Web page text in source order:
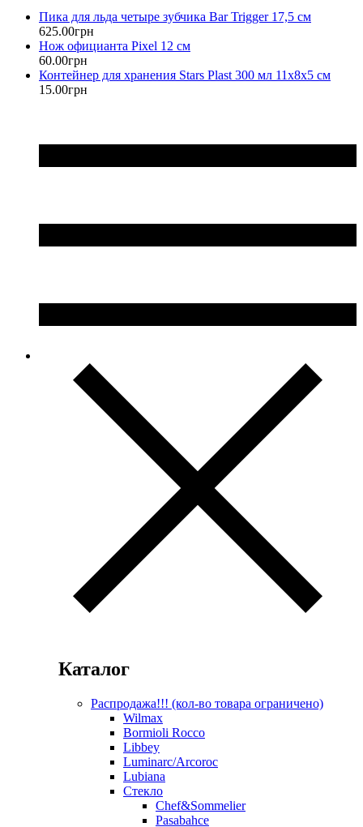
Пика для льда четыре зубчика Bar Trigger 17,5 см
625.00грн
Нож официанта Pixel 12 см
60.00грн
Контейнер для хранения Stars Plast 300 мл 11х8х5 см
15.00грн
Каталог
Распродажа!!! (кол-во товара ограничено)
Wilmax
Bormioli Rocco
Libbey
Luminarc/Arcoroc
Lubiana
Стекло
Chef&Sommelier
Pasabahce